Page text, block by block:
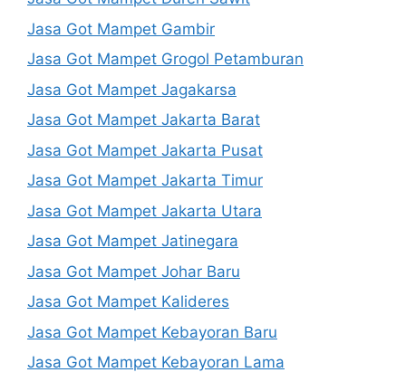
Jasa Got Mampet Gambir
Jasa Got Mampet Grogol Petamburan
Jasa Got Mampet Jagakarsa
Jasa Got Mampet Jakarta Barat
Jasa Got Mampet Jakarta Pusat
Jasa Got Mampet Jakarta Timur
Jasa Got Mampet Jakarta Utara
Jasa Got Mampet Jatinegara
Jasa Got Mampet Johar Baru
Jasa Got Mampet Kalideres
Jasa Got Mampet Kebayoran Baru
Jasa Got Mampet Kebayoran Lama